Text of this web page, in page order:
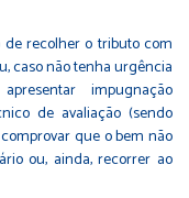
de recolher o tributo com
caso não tenha urgência
impugnação
de avaliação (sendo
que o bem não
ou, ainda, recorrer ao